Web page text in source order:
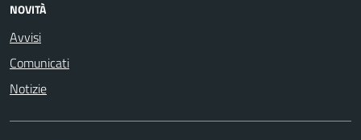
NOVITÀ
Avvisi
Comunicati
Notizie